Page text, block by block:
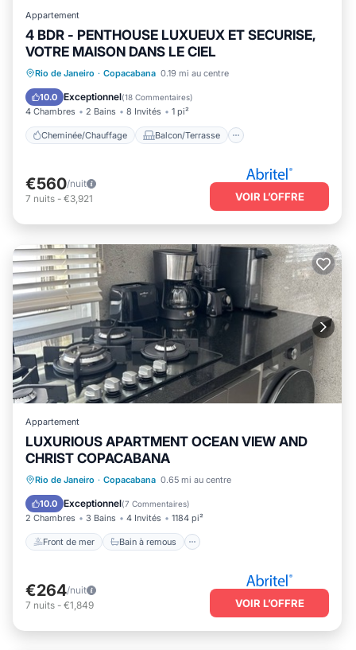
Appartement
4 BDR - PENTHOUSE LUXUEUX ET SECURISE,
VOTRE MAISON DANS LE CIEL
Rio de Janeiro · Copacabana 0.19 mi au centre
10.0 Exceptionnel(18 Commentaires)
4 Chambres 2 Bains 8 Invités 1 pi²
Cheminée/Chauffage Balcon/Terrasse
Cheminée/Chauffage
Balcon/Terrasse
Animaux acceptés
Cuisine
€560/nuit
7 nuits - €3,921 VOIR L’OFFRE
Appartement
LUXURIOUS APARTMENT OCEAN VIEW AND
CHRIST COPACABANA
Rio de Janeiro · Copacabana 0.65 mi au centre
10.0 Exceptionnel(7 Commentaires)
2 Chambres 3 Bains 4 Invités 1184 pi²
Front de mer Bain à remous
Front de mer
Bain à remous
Cheminée/Chauffage
€264/nuit
7 nuits - €1,849 VOIR L’OFFRE